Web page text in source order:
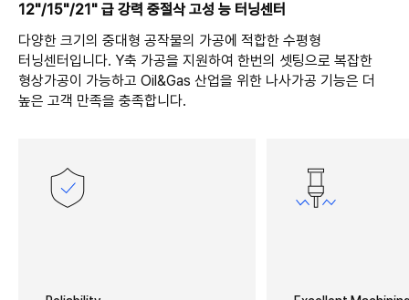
12"/15"/21" 급 강력 중절삭 고성 능 터닝센터
다양한 크기의 중대형 공작물의 가공에 적합한 수평형
터닝센터입니다. Y축 가공을 지원하여 한번의 셋팅으로 복잡한
형상가공이 가능하고 Oil&Gas 산업을 위한 나사가공 기능은 더
높은 고객 만족을 충족합니다.